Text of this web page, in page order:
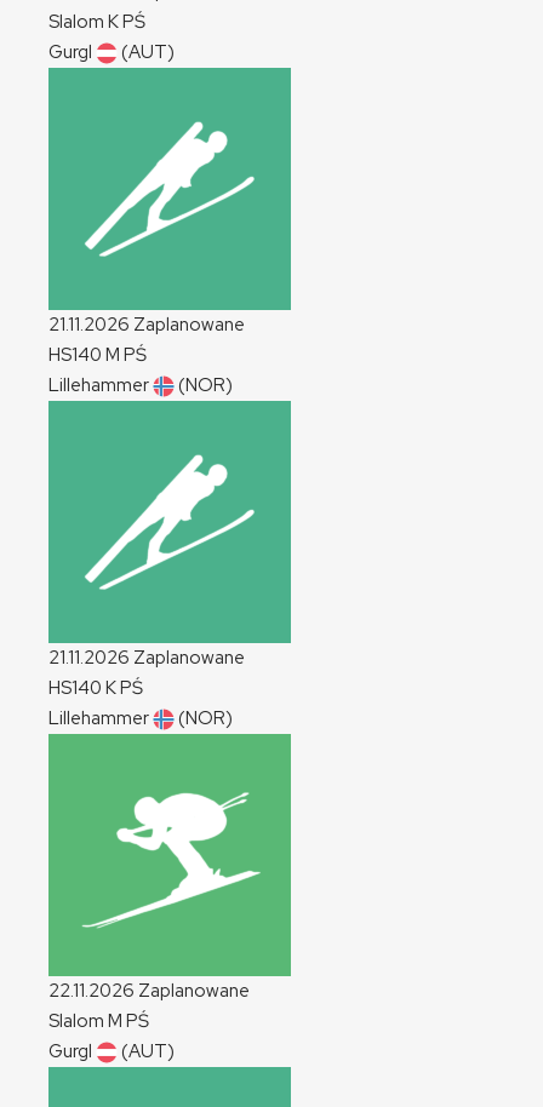
Slalom KPŚ
Gurgl
(AUT)
21.11.2026 Zaplanowane
HS140 M PŚ
Lillehammer
(NOR)
21.11.2026 Zaplanowane
HS140 KPŚ
Lillehammer
(NOR)
22.11.2026 Zaplanowane
Slalom M PŚ
Gurgl
(AUT)